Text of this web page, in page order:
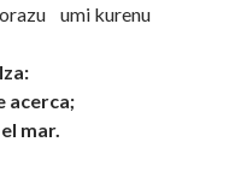
umi kurenu
acerca;
mar.